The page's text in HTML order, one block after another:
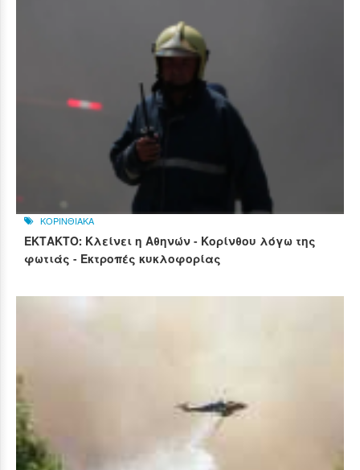
ΚΟΡΙΝΘΙΑΚΑ
ΕΚΤΑΚΤΟ: Κλείνει η Αθηνών - Κορίνθου λόγω της
φωτιάς - Εκτροπές κυκλοφορίας